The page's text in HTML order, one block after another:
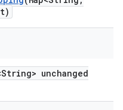
unchanged